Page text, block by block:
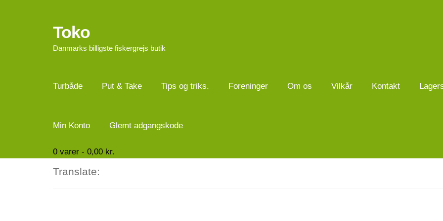
Spring
til
navigation
Spring
til
indhold
Toko
Danmarks billigste fiskergrejs butik
Turbåde Put & Take Tips og triks. Foreninger Om os Vilkår Kontakt
Min Konto Glemt adgangskode
0varer - 0,00 kr.
Translate: